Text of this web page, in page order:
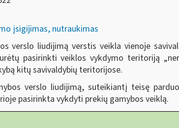
įsigijimas, nutraukimas
verslo liudijimą verstis veikla vienoje
pasirinkti veiklos vykdymo teritoriją
kitų savivaldybių teritorijose.
verslo liudijimą, suteikiantį teisę
pasirinkta vykdyti prekių gamybos veiklą.